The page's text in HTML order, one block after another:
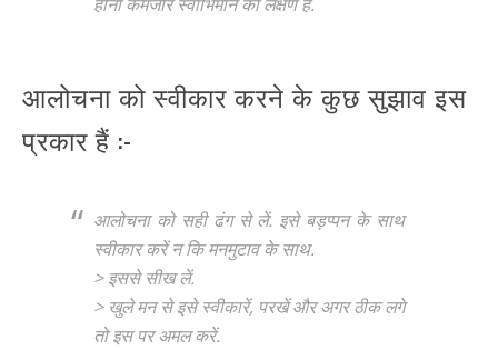
आलोचना को स्वीकार करने के कुछ सुझाव इस
प्रकार हैं :-
आलोचना को सही ढंग से लें. इसे बड़प्पन के साथ
स्वीकार करें न कि मनमुटाव के साथ.
> इससे सीख लें.
> खुले मन से इसे स्वीकारें, परखें और अगर ठीक लगे
तो इस पर अमल करें.